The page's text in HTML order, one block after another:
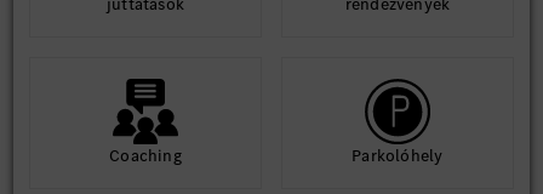
Coaching Parkolóhely